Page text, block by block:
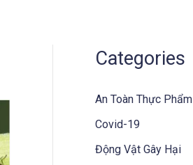
Categories
An Toàn Thực Phẩm
Covid-19
Động Vật Gây Hại